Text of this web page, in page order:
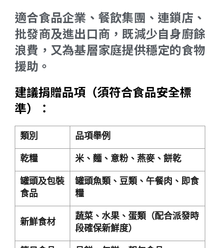
適合食品企業、餐飲集團、連鎖店、
批發商及進出口商，既減少自身廚餘
浪費，又為基層家庭提供穩定的食物
援助。
建議捐贈品項（須符合食品安全標
準）：
類別
品項舉例
乾糧
米、麵、意粉、燕麥、餅乾
罐頭及包裝
食品
罐頭魚類、豆類、午餐肉、即食
糧
新鮮食材
蔬菜、水果、蛋類（配合派發時
段確保新鮮度）